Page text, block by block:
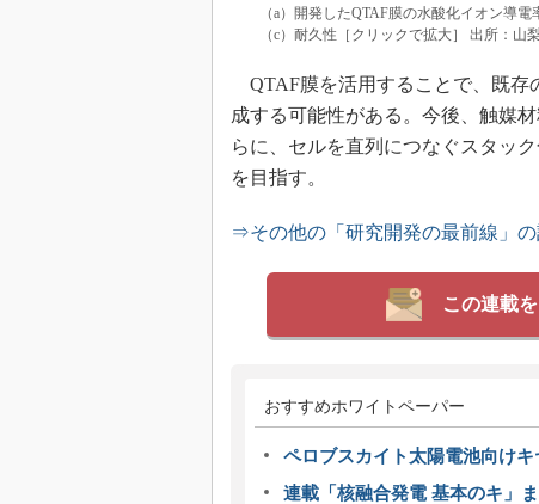
（a）開発したQTAF膜の水酸化イオン導
（c）耐久性［クリックで拡大］ 出所：山
QTAF膜を活用することで、既存
成する可能性がある。今後、触媒
らに、セルを直列につなぐスタッ
を目指す。
⇒その他の「研究開発の最前線」の
この連載
おすすめホワイトペーパー
ペロブスカイト太陽電池向け
連載「核融合発電 基本のキ」